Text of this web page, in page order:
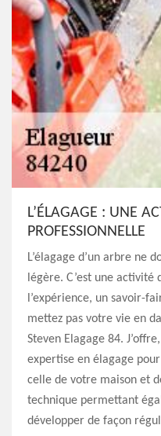
L’ÉLAGAGE : UNE
PROFESSIONNELLE
L’élagage d’un arbre ne
légère. C’est une activité
l’expérience, un savoir-
mettez pas votre vie en
Steven Elagage 84.
expertise en élagage
celle de votre maison et
technique permettant
développer de façon